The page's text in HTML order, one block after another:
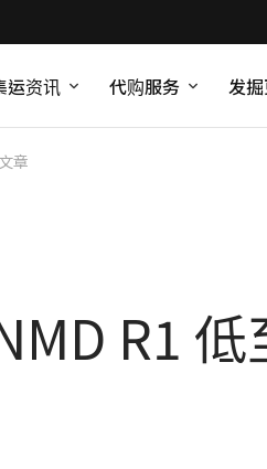
运资讯 代购服务 发
文章
R1 低